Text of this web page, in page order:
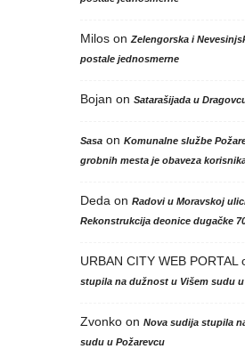
Miloson Zelengorska i
postale jednosmerne
Bojan on Satarašijada u
Sasaon Komunalne službe
grobnih mesta je obaveza
Deda on Radovi u Moravskoj
Rekonstrukcija deonice dugačke
URBAN CITY WEB PORTAL
stupila na dužnost u Višem sudu u
Zvonkoon Nova sudija stupila
sudu u Požarevcu